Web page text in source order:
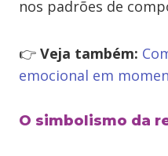
nos padrões de
👉 Veja também:
emocional em
O simbolismo da